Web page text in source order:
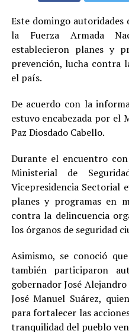
Este domingo
la Fuerza Armada
establecieron planes y
prevención, lucha contra
el país.
De acuerdo con la
estuvo encabezada por el
Paz Diosdado Cabello.
Durante el encuentro
Ministerial de
Vicepresidencia Sectorial
planes y programas en
contra la delincuencia
los órganos de seguridad
Asimismo, se conoció
también participaron
gobernador José
José Manuel Suárez,
para fortalecer las
tranquilidad del pueblo